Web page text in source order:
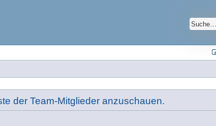
der Team-Mitglieder anzuschauen.